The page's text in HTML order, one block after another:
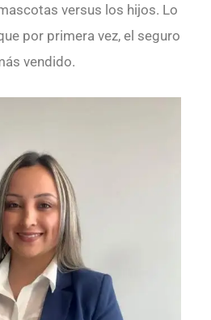
versus los hijos. Lo
por primera vez, el seguro
vendido.